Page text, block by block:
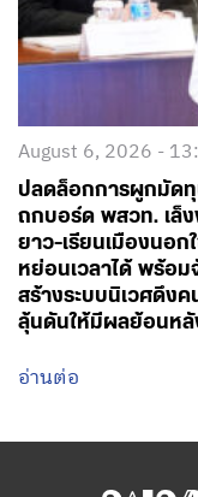
August 6, 2026 -
ปลดล็อกการผูกมัดทุ
ถกบอร์ด พสวท. เล็
ยาว-เรียนเมืองนอก
หย่อนเวลาได้ พร้อม
สร้างระบบนิเวศดึง
ลุ้นดันให้มีผลย้อนหลั
อ่านต่อ